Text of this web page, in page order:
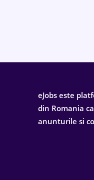
eJobs este
din Romania
anunturile si